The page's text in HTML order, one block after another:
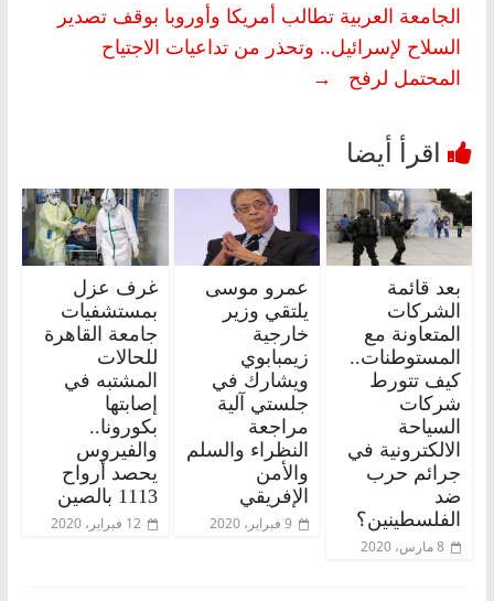
الجامعة العربية تطالب أمريكا وأوروبا بوقف تصدير
السلاح لإسرائيل.. وتحذر من تداعيات الاجتياح
المحتمل لرفح
→
بعد قائمة
الشركات
المتعاونة مع
المستوطنات..
كيف تتورط
شركات
السياحة
الالكترونية في
جرائم حرب
ضد
الفلسطينين؟
8 مارس، 2020
عمرو موسى
يلتقي وزير
خارجية
زيمبابوي
ويشارك في
جلستي آلية
مراجعة
النظراء والسلم
والأمن
الإفريقي
9 فبراير، 2020
غرف عزل
بمستشفيات
جامعة القاهرة
للحالات
المشتبه في
إصابتها
بكورونا..
والفيروس
يحصد أرواح
1113 بالصين
12 فبراير، 2020